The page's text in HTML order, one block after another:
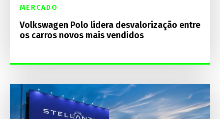
MERCADO
Volkswagen Polo lidera desvalorização entre
os carros novos mais vendidos